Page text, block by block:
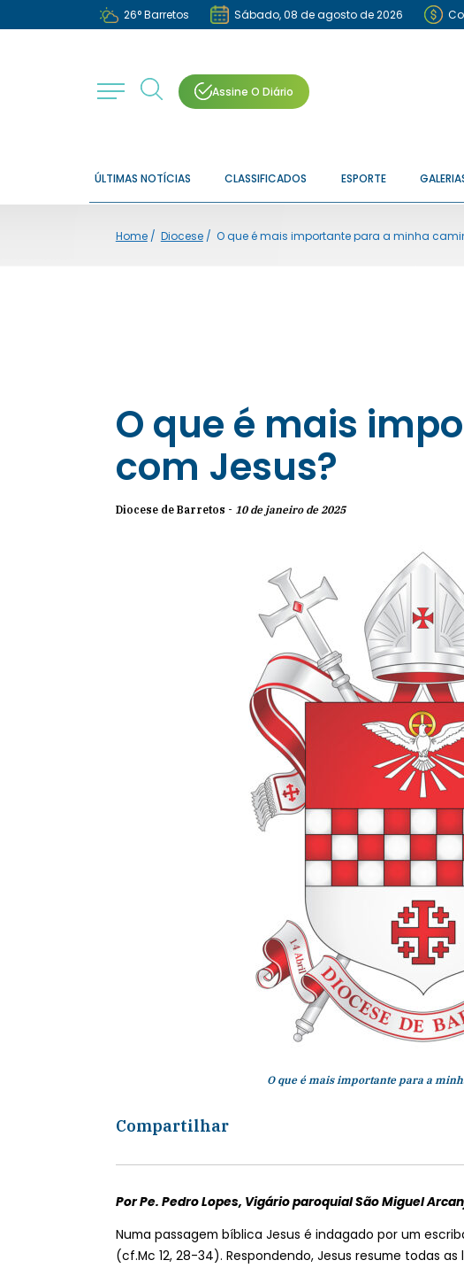
26°Barretos Sábado, 08 de agosto de 2026
Assine O Diário
ÚLTIMAS NOTÍCIAS CLASSIFICADOS ESPORTE
Home/ Diocese/ O que é mais importante para a minha
O que é mais
com Jesus?
Diocese de Barretos - 10 de janeiro de 2025
O que é mais importante para a
Compartilhar
Por Pe. Pedro Lopes, Vigário paroquial São Miguel
Numa passagem bíblica Jesus é indagado por um
(cf.Mc 12, 28-34). Respondendo, Jesus resume todas